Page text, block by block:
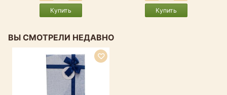
Купить Купить
ВЫ СМОТРЕЛИ НЕДАВНО